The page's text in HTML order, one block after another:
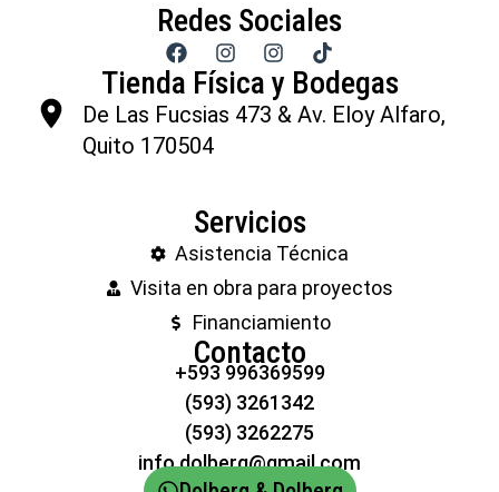
Redes Sociales
Tienda Física y Bodegas
De Las Fucsias 473 & Av. Eloy Alfaro,
Quito 170504
Servicios
Asistencia Técnica
Visita en obra para proyectos
Financiamiento
Contacto
+593 996369599
(593) 3261342
(593) 3262275
info.dolberg@gmail.com